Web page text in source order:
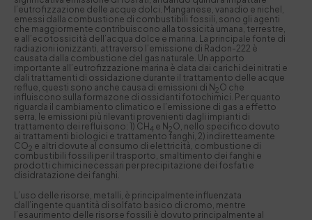
l’eutrofizzazione delle acque dolci. Manganese, vanadio e nichel,
emessi dalla combustione di combustibili fossili, sono gli agenti
che maggiormente contribuiscono alla tossicità umana, terrestre,
e all’ecotossicità dell’acqua dolce e marina. La principale fonte di
radiazioni ionizzanti, attraverso l’emissione di Radon-222 è
causata dalla combustione del gas naturale. Un apporto
importante all’eutrofizzazione marina è data dai carichi dei nitrati e
dali trattamenti di ossidazione durante il trattamento delle acque
reflue, questi sono anche causa di emissioni di N2O che
influiscono sulla formazone di ossidanti fotochimici. Per quanto
riguarda il cambiamento climatico e l’emissione di gas a effetto
serra, le emissioni più rilevanti provenienti dagli impianti di
trattamento dei reflui sono: 1) CH4 e N2O, nello specifico dovuto
ai trattamenti biologici e trattamento fanghi, 2) indiretteamente
CO2 e altri dovute al consumo di elettricità, combustione di
combustibili fossili per il trasporto, smaltimento dei fanghi e
prodotti chimici necessari per precipitazione dei fosfati e
disidratazione dei fanghi.
L’uso delle risorse, metalli, è principalmente influenzata
dall’ingente quantità di solfato basico di cromo, mentre
l’esaurimento delle risorse fossili è dovuto principalmente al